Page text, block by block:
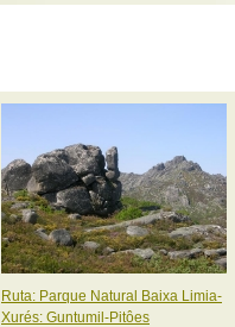
Ruta: Parque Natural Baixa Limia-
Xurés: Guntumil-Pitôes